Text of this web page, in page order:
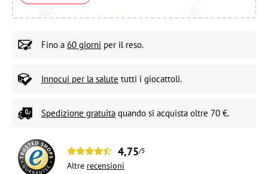
Fino a 60 giorni per il reso.
Innocui per la salute tutti i giocattoli.
Spedizione gratuita quando si acquista oltre 70 €.
4,75/5
Altre recensioni